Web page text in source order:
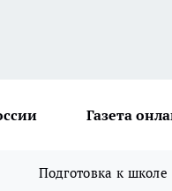
Газета
Подготовка к школе